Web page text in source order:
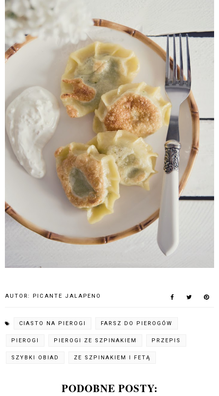
AUTOR: PICANTE JALAPENO
CIASTO NA PIEROGI FARSZ DO PIEROGÓW
PIEROGI PIEROGI ZE SZPINAKIEM PRZEPIS
SZYBKI OBIAD ZE SZPINAKIEM I FETĄ
PODOBNE POSTY: